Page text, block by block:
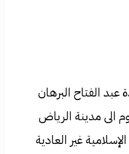
الفتاح البرهان
الى مدينة الرياض
غير العادية